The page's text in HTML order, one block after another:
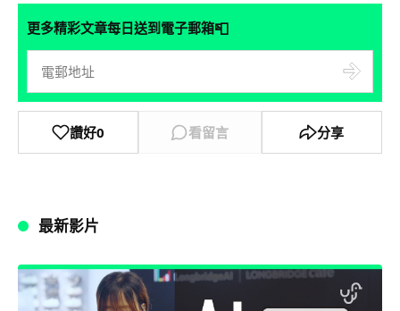
更多精彩文章每日送到電子郵箱📮
讚好0 看留言 分享
最新影片